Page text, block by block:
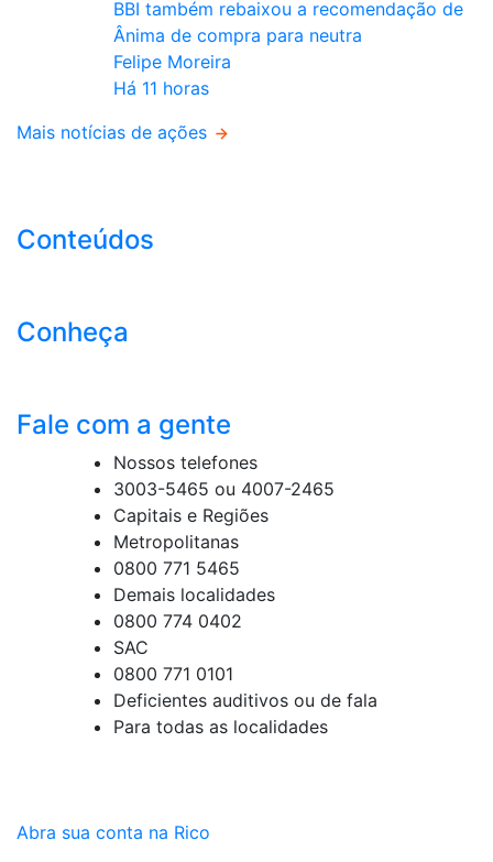
BBI também rebaixou a recomendação de
Ânima de compra para neutra
Felipe Moreira
Há 11 horas
Mais notícias de ações
Conteúdos
Conheça
Fale com a gente
Nossos telefones
3003-5465 ou 4007-2465
Capitais e Regiões
Metropolitanas
0800 771 5465
Demais localidades
0800 774 0402
SAC
0800 771 0101
Deficientes auditivos ou de fala
Para todas as localidades
Abra sua conta na Rico